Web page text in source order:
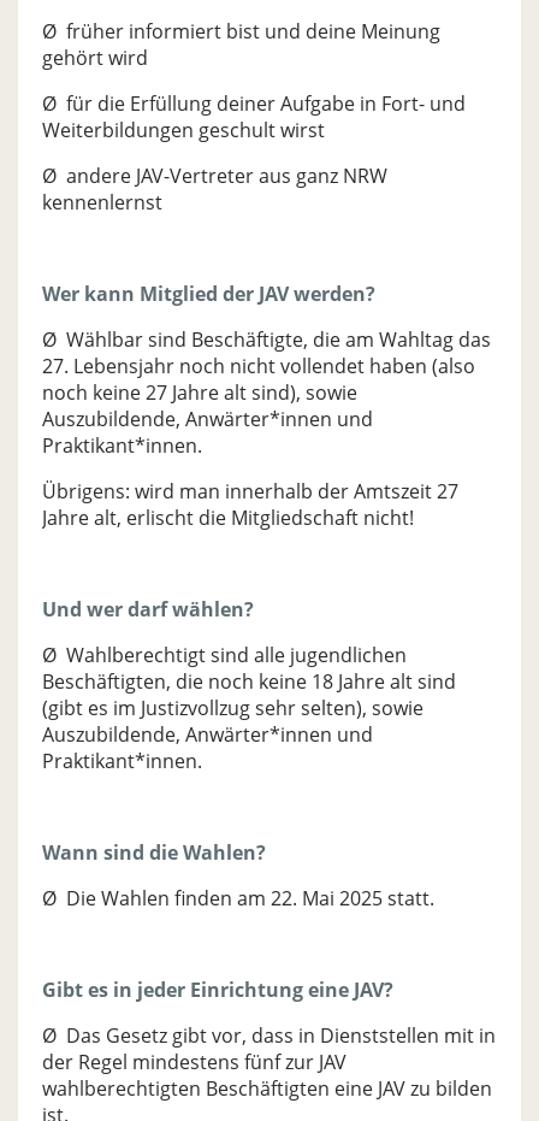
Ø früher informiert bist und deine Meinung
gehört wird
Ø für die Erfüllung deiner Aufgabe in Fort- und
Weiterbildungen geschult wirst
Ø andere JAV-Vertreter aus ganz NRW
kennenlernst
Wer kann Mitglied der JAV werden?
Ø Wählbar sind Beschäftigte, die am Wahltag das
27. Lebensjahr noch nicht vollendet haben (also
noch keine 27 Jahre alt sind), sowie
Auszubildende, Anwärter*innen und
Praktikant*innen.
Übrigens: wird man innerhalb der Amtszeit 27
Jahre alt, erlischt die Mitgliedschaft nicht!
Und wer darf wählen?
Ø Wahlberechtigt sind alle jugendlichen
Beschäftigten, die noch keine 18 Jahre alt sind
(gibt es im Justizvollzug sehr selten), sowie
Auszubildende, Anwärter*innen und
Praktikant*innen.
Wann sind die Wahlen?
Ø Die Wahlen finden am 22. Mai 2025 statt.
Gibt es in jeder Einrichtung eine JAV?
Ø Das Gesetz gibt vor, dass in Dienststellen mit in
der Regel mindestens fünf zur JAV
wahlberechtigten Beschäftigten eine JAV zu bilden
ist.